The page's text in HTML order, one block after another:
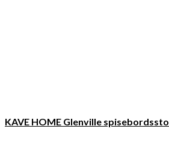
KAVE HOME Glenville